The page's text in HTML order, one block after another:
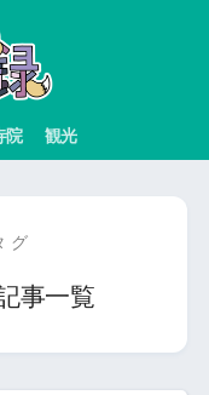
院 観光
グ
事一覧